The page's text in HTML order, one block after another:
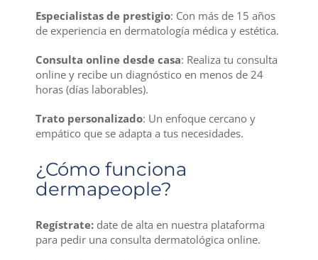
Especialistas de prestigio: Con más de 15 años
de experiencia en dermatología médica y estética.
Consulta online desde casa: Realiza tu consulta
online y recibe un diagnóstico en menos de 24
horas (días laborables).
Trato personalizado: Un enfoque cercano y
empático que se adapta a tus necesidades.
¿Cómo funciona
dermapeople?
Regístrate:date de alta en nuestra plataforma
para pedir una consulta dermatológica online.